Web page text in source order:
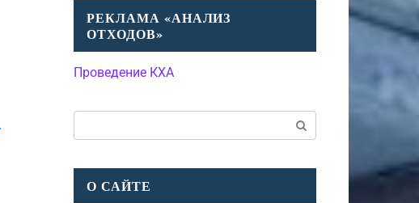
РЕКЛАМА «АНАЛИЗ
ОТХОДОВ»
Проведение КХА
О САЙТЕ